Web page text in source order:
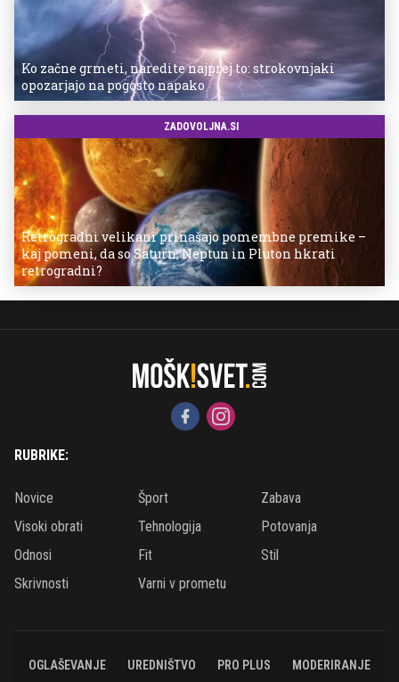
Ko začne grmeti, naredite najprej to: strokovnjaki
opozarjajo na pogosto napako
ZADOVOLJNA.SI
Retrogradni velikani prinašajo pomembne premike –
kaj pomeni, da so Saturn, Neptun in Pluton hkrati
retrogradni?
RUBRIKE:
Novice Šport
Zabava
Visoki obrati
Tehnologija
Potovanja
Odnosi
Fit
Stil
Skrivnosti
Varni v prometu
OGLAŠEVANJE UREDNIŠTVO PRO PLUS MODERIRANJE